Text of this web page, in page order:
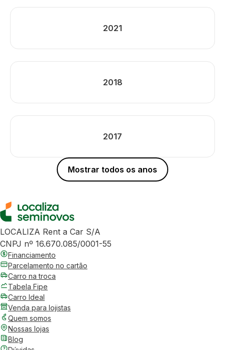
2021
2018
2017
Mostrar todos os anos
LOCALIZA Rent a Car S/A
CNPJ nº 16.670.085/0001-55
Financiamento
Parcelamento no cartão
Carro na troca
Tabela Fipe
Carro Ideal
Venda para lojistas
Quem somos
Nossas lojas
Blog